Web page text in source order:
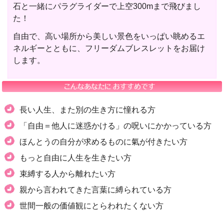
石と一緒にパラグライダーで上空300mまで飛びまし
た！
自由で、高い場所から美しい景色をいっぱい眺めるエ
ネルギーとともに、フリーダムブレスレットをお届け
します。
長い人生、また別の生き方に憧れる方
「自由＝他人に迷惑かける」の呪いにかかっている方
ほんとうの自分が求めるものに氣が付きたい方
もっと自由に人生を生きたい方
束縛する人から離れたい方
親から言われてきた言葉に縛られている方
世間一般の価値観にとらわれたくない方